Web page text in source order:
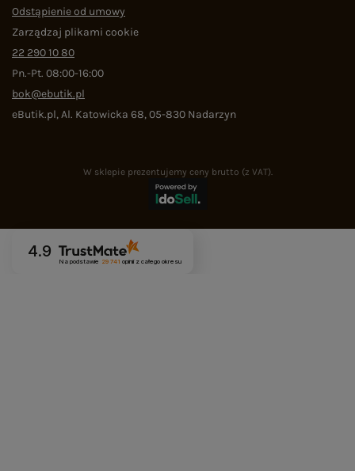
Odstąpienie od umowy
Zarządzaj plikami cookie
22 290 10 80
Pn.-Pt. 08:00-16:00
bok@ebutik.pl
eButik.pl,Al. Katowicka 68,05-830 Nadarzyn
W sklepie prezentujemy ceny brutto (z VAT).
4.9
Na podstawie 29 741 opinii z całego okresu